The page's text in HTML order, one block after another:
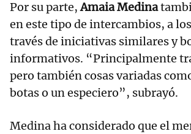
Por su parte,Amaia Medina
en este tipo de intercambios, a
través de iniciativas similares y
informativos. “Principalmente
pero también cosas variadas
botas o un especiero”, subrayó.
Medina ha considerado que el